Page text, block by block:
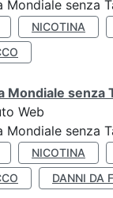
Mondiale senza
NICOTINA
Mondiale senza
Web
Mondiale senza
NICOTINA
DANNI DA